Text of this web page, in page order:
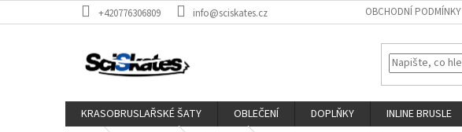
na
+420776306809 info@sciskates.cz OBCHODNÍ PODMÍNKY
KRASOBRUSLAŘSKÉ ŠATY OBLEČENÍ DOPLŇKY INLINE BRUSLE